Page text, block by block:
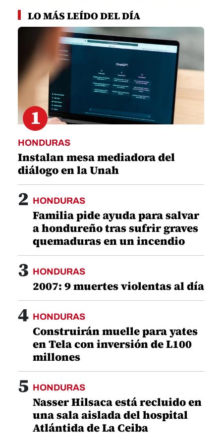
secondsLO MÁS LEÍDO DEL DÍA
1
HONDURAS
Instalan mesa mediadora del
diálogo en la Unah
2 HONDURAS
Familia pide ayuda para salvar
a hondureño tras sufrir graves
quemaduras en un incendio
3 HONDURAS
2007: 9 muertes violentas al día
4 HONDURAS
Construirán muelle para yates
en Tela con inversión de L100
millones
5 HONDURAS
Nasser Hilsaca está recluido en
una sala aislada del hospital
Atlántida de La Ceiba